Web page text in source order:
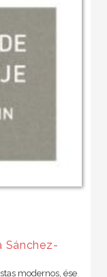
Sánchez-
modernos, ése